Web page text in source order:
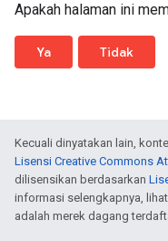
Apakah halaman ini
Ya Tidak
Kecuali dinyatakan lain,
Lisensi Creative Commons
dilisensikan berdasarkan
informasi selengkapnya, lihat
adalah merek dagang